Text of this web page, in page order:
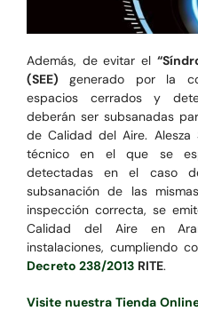
Además, de evitar el
(SEE) generado por la
espacios cerrados y
deberán ser subsanadas
de Calidad del Aire. Alesza
técnico en el que se
detectadas en el caso
subsanación de las
inspección correcta, se
Calidad del Aire en
instalaciones, cumpliendo
Decreto 238/2013 RITE.
Visite nuestra Tienda